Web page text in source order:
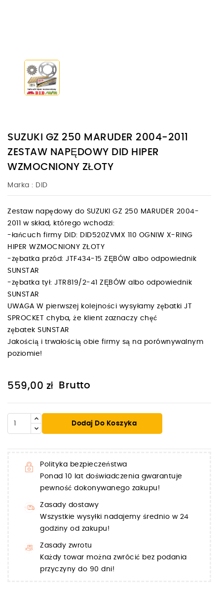
SUZUKI GZ 250 MARUDER 2004-2011
ZESTAW NAPĘDOWY DID HIPER
WZMOCNIONY ZŁOTY
Marka : DID
Zestaw napędowy do SUZUKI GZ 250 MARUDER 2004-
2011 w skład, którego wchodzi:
-łańcuch firmy DID: DID520ZVMX 110 OGNIW X-RING
HIPER WZMOCNIONY ZŁOTY
-zębatka przód: JTF434-15 ZĘBÓW albo odpowiednik
SUNSTAR
-zębatka tył: JTR819/2-41 ZĘBÓW albo odpowiednik
SUNSTAR
UWAGA W pierwszej kolejności wysyłamy zębatki JT
SPROCKET chyba, że klient zaznaczy chęć
zębatek SUNSTAR
Jakością i trwałością obie firmy są na porównywalnym
poziomie!
559,00 zł Brutto
Dodaj Do Koszyka
Polityka bezpieczeństwa
Ponad 10 lat doświadczenia gwarantuje
pewność dokonywanego zakupu!
Zasady dostawy
Wszystkie wysyłki nadajemy średnio w 24
godziny od zakupu!
Zasady zwrotu
Każdy towar można zwrócić bez podania
przyczyny do 90 dni!